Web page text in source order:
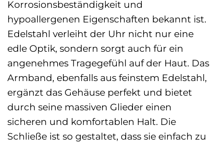
Korrosionsbeständigkeit und
hypoallergenen Eigenschaften bekannt ist.
Edelstahl verleiht der Uhr nicht nur eine
edle Optik, sondern sorgt auch für ein
angenehmes Tragegefühl auf der Haut. Das
Armband, ebenfalls aus feinstem Edelstahl,
ergänzt das Gehäuse perfekt und bietet
durch seine massiven Glieder einen
sicheren und komfortablen Halt. Die
Schließe ist so gestaltet, dass sie einfach zu